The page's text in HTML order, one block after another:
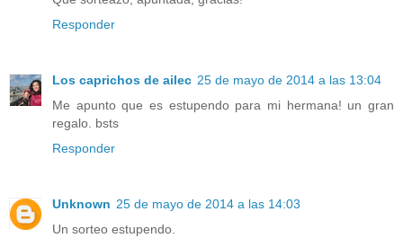
Responder
Los caprichos de ailec 25 de mayo de 2014 a las 13:04
Me apunto que es estupendo para mi hermana! un gran
regalo. bsts
Responder
Unknown 25 de mayo de 2014 a las 14:03
Un sorteo estupendo.